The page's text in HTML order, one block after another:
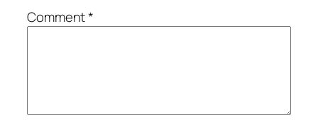
Comment*